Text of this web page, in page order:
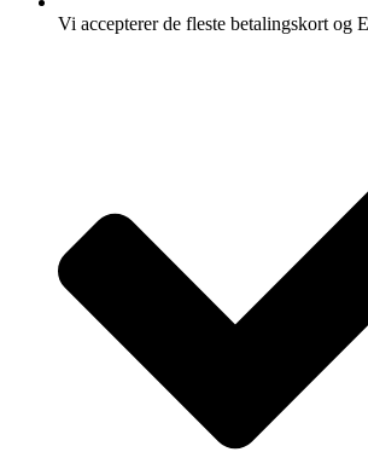
Vi accepterer de fleste betalingskort og